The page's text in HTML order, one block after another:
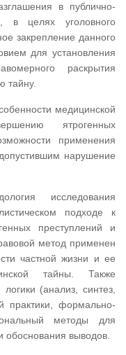
в публично-
в целях уголовного
закрепление данного
для установления
раскрытия
тайну.
медицинской
ятрогенных
применения
нарушение
исследования
подходе к
преступлений и
метод применен
частной жизни и ее
тайны. Также
(анализ, синтез,
практики, формально-
методы для
обоснования выводов.